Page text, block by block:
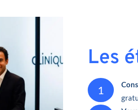
Les
1